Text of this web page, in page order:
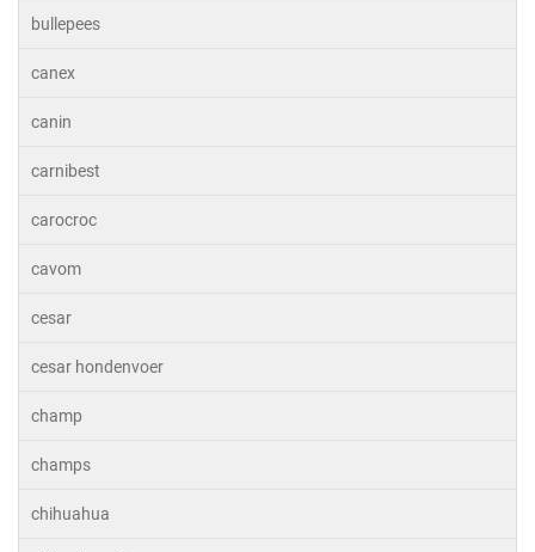
bullepees
canex
canin
carnibest
carocroc
cavom
cesar
cesar hondenvoer
champ
champs
chihuahua